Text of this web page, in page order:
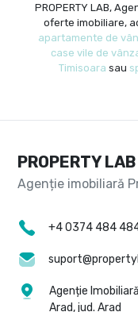
PROPERTY LAB,
oferte imobiliare,
apartamente de
case vile de
Timisoara sau
PROPERTY LAB
+4 0374 484
Agenție
Arad, jud. Arad